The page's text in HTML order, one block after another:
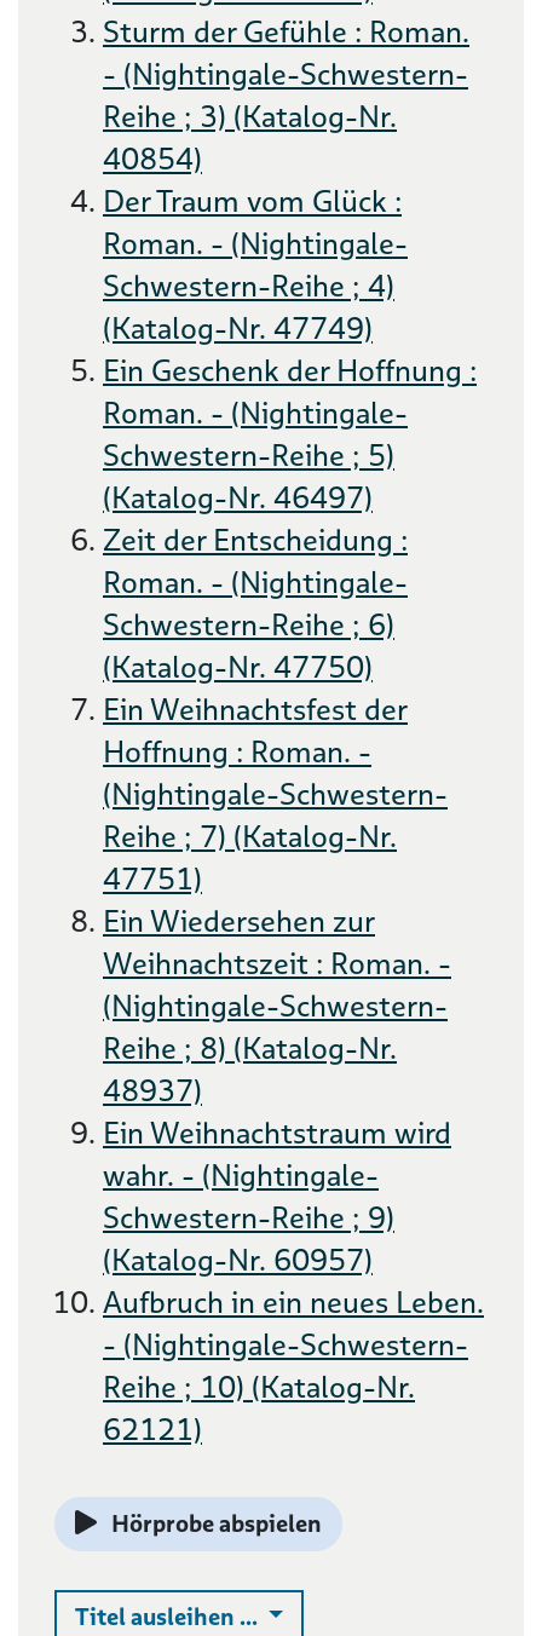
Sturm der Gefühle : Roman.
- (Nightingale-Schwestern-
Reihe ; 3) (Katalog-Nr.
40854)
Der Traum vom Glück :
Roman. - (Nightingale-
Schwestern-Reihe ; 4)
(Katalog-Nr. 47749)
Ein Geschenk der Hoffnung :
Roman. - (Nightingale-
Schwestern-Reihe ; 5)
(Katalog-Nr. 46497)
Zeit der Entscheidung :
Roman. - (Nightingale-
Schwestern-Reihe ; 6)
(Katalog-Nr. 47750)
Ein Weihnachtsfest der
Hoffnung : Roman. -
(Nightingale-Schwestern-
Reihe ; 7) (Katalog-Nr.
47751)
Ein Wiedersehen zur
Weihnachtszeit : Roman. -
(Nightingale-Schwestern-
Reihe ; 8) (Katalog-Nr.
48937)
Ein Weihnachtstraum wird
wahr. - (Nightingale-
Schwestern-Reihe ; 9)
(Katalog-Nr. 60957)
Aufbruch in ein neues Leben.
- (Nightingale-Schwestern-
Reihe ; 10) (Katalog-Nr.
62121)
Hörprobe abspielen
Titel ausleihen ... Auswahlliste ausklappen